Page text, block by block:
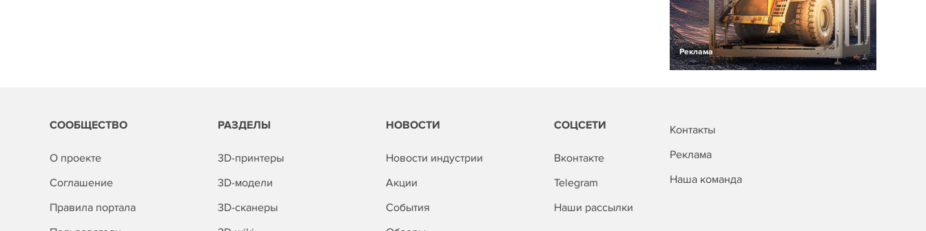
Реклама
СООБЩЕСТВО
О проекте
Соглашение
Правила портала
РАЗДЕЛЫ
3D-принтеры
3D-модели
3D-сканеры
НОВОСТИ
Новости индустрии
Акции
События
СОЦСЕТИ
Вконтакте
Telegram
Наши рассылки
Контакты
Реклама
Наша команда